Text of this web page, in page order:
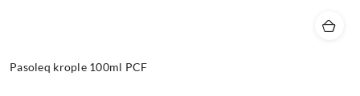
Pasoleq krople 100ml PCF